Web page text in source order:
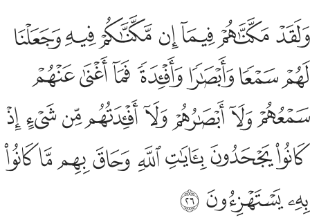
ولقد مكناهم فيما ان مكناكم فيه وجعلنا لهم سمعا وابصارا وافيدة
وَلَقَدْ مَكَّنَّـٰهُمْ فِيمَآ إِن مَّكَّنَّـٰكُمْ فِيهِ وَجَعَلْنَا لَهُمْ سَمْعًۭا وَأَبْصَـٰرًۭا وَأَفْـِٔدَةًۭ
ﲜﲝﲞﲟﲠﲡﲢ
ﲣﲤﲥﲦﲧﲨﲩ
ﲪﲫﲬﲭﲮﲯﲰﲱ
ﲲﲳﲴﲵ ﲶ ﲷﲸﲹ
ﲺﲻﲼ